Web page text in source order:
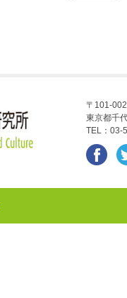
〒101-
東京都千
TEL：